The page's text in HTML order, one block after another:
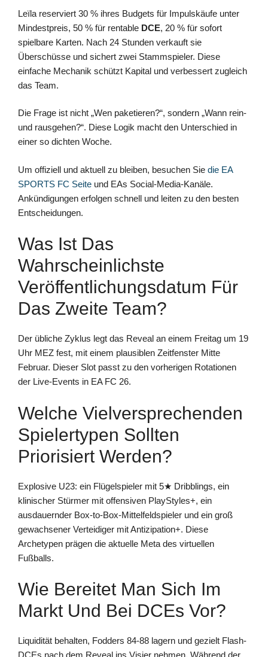
Leïla reserviert 30 % ihres Budgets für Impulskäufe unter
Mindestpreis, 50 % für rentable DCE, 20 % für sofort
spielbare Karten. Nach 24 Stunden verkauft sie
Überschüsse und sichert zwei Stammspieler. Diese
einfache Mechanik schützt Kapital und verbessert zugleich
das Team.
Die Frage ist nicht „Wen paketieren?“, sondern „Wann rein-
und rausgehen?“. Diese Logik macht den Unterschied in
einer so dichten Woche.
Um offiziell und aktuell zu bleiben, besuchen Sie die EA
SPORTS FC Seite und EAs Social-Media-Kanäle.
Ankündigungen erfolgen schnell und leiten zu den besten
Entscheidungen.
Was Ist Das
Wahrscheinlichste
Veröffentlichungsdatum Für
Das Zweite Team?
Der übliche Zyklus legt das Reveal an einem Freitag um 19
Uhr MEZ fest, mit einem plausiblen Zeitfenster Mitte
Februar. Dieser Slot passt zu den vorherigen Rotationen
der Live-Events in EA FC 26.
Welche Vielversprechenden
Spielertypen Sollten
Priorisiert Werden?
Explosive U23: ein Flügelspieler mit 5★ Dribblings, ein
klinischer Stürmer mit offensiven PlayStyles+, ein
ausdauernder Box-to-Box-Mittelfeldspieler und ein groß
gewachsener Verteidiger mit Antizipation+. Diese
Archetypen prägen die aktuelle Meta des virtuellen
Fußballs.
Wie Bereitet Man Sich Im
Markt Und Bei DCEs Vor?
Liquidität behalten, Fodders 84-88 lagern und gezielt Flash-
DCEs nach dem Reveal ins Visier nehmen. Während der